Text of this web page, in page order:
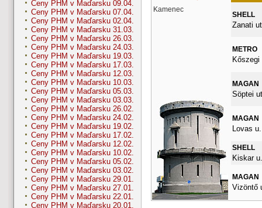
Ceny PHM v Maďarsku 09.04.
Ceny PHM v Maďarsku 07.04.
Ceny PHM v Maďarsku 02.04.
Ceny PHM v Maďarsku 31.03.
Ceny PHM v Maďarsku 26.03.
Ceny PHM v Maďarsku 24.03.
Ceny PHM v Maďarsku 19.03.
Ceny PHM v Maďarsku 17.03.
Ceny PHM v Maďarsku 12.03.
Ceny PHM v Maďarsku 10.03.
Ceny PHM v Maďarsku 05.03.
Ceny PHM v Maďarsku 03.03.
Ceny PHM v Maďarsku 26.02.
Ceny PHM v Maďarsku 24.02.
Ceny PHM v Maďarsku 19.02.
Ceny PHM v Maďarsku 17.02.
Ceny PHM v Maďarsku 12.02.
Ceny PHM v Maďarsku 10.02.
Ceny PHM v Maďarsku 05.02.
Ceny PHM v Maďarsku 03.02.
Ceny PHM v Maďarsku 29.01.
Ceny PHM v Maďarsku 27.01.
Ceny PHM v Maďarsku 22.01.
Ceny PHM v Maďarsku 20.01.
Kamenec
SHELL
Zanati
METRO
Kőszegi
MAGAN
Söptei
MAGAN
Lovas
SHELL
Kiskar
MAGAN
Vizöntő